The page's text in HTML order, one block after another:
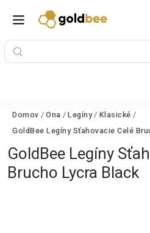
Domov / Ona / Legíny / Klasické /
GoldBee Legíny Sťahovacie Celé
GoldBee Legíny
Brucho Lycra Black